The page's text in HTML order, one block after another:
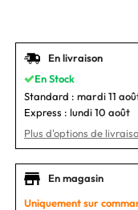
En livraison
En Stock
Standard : mardi 11
Express : lundi 10 août
Plus d'options de
En magasin
Uniquement sur